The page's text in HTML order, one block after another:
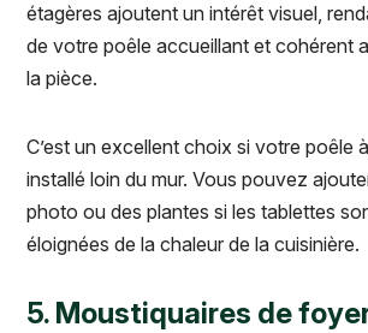
étagères ajoutent un intérêt visuel,
de votre poêle accueillant et cohérent
la pièce.
C’est un excellent choix si votre poêle
installé loin du mur. Vous pouvez
photo ou des plantes si les tablettes
éloignées de la chaleur de la cuisinière.
5. Moustiquaires de